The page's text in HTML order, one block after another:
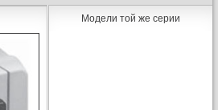
Модели той же серии